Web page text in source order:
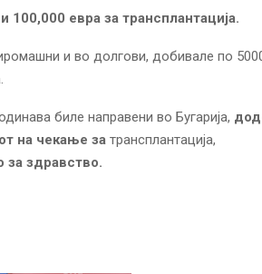
100,000 евра за трансплантација.
и во долгови, добивале по
биле направени во Бугарија,
на чекање за трансплантација,
за здравство.